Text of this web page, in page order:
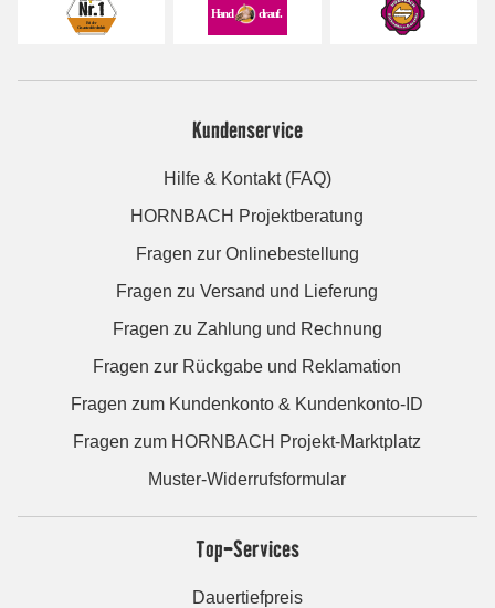
Kundenservice
Hilfe & Kontakt (FAQ)
HORNBACH Projektberatung
Fragen zur Onlinebestellung
Fragen zu Versand und Lieferung
Fragen zu Zahlung und Rechnung
Fragen zur Rückgabe und Reklamation
Fragen zum Kundenkonto & Kundenkonto-ID
Fragen zum HORNBACH Projekt-Marktplatz
Muster-Widerrufsformular
Top-Services
Dauertiefpreis